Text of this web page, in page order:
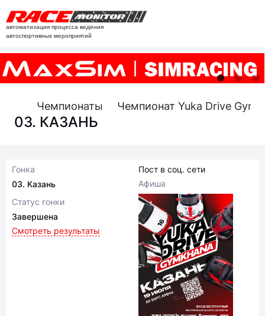
автоматизация процесса ведения
автоспортивных мероприятий
Чемпионаты Чемпионат Yuka Drive
03. КАЗАНЬ
Гонка
03. Казань
Статус гонки
Завершена
Смотреть результаты
Пост в соц. сети
Афиша